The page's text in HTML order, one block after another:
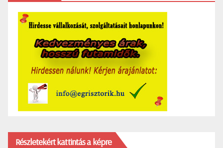
Részletekért kattintás a képre